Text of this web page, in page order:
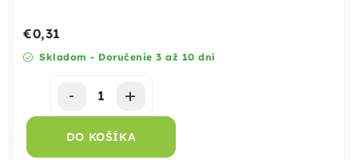
Skladom - Doručenie 3 až 10 dní
€0,31
DO KOŠÍKA